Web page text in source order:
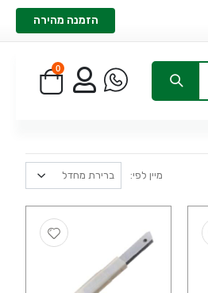
הזמנה מהירה
0
מיין לפי: